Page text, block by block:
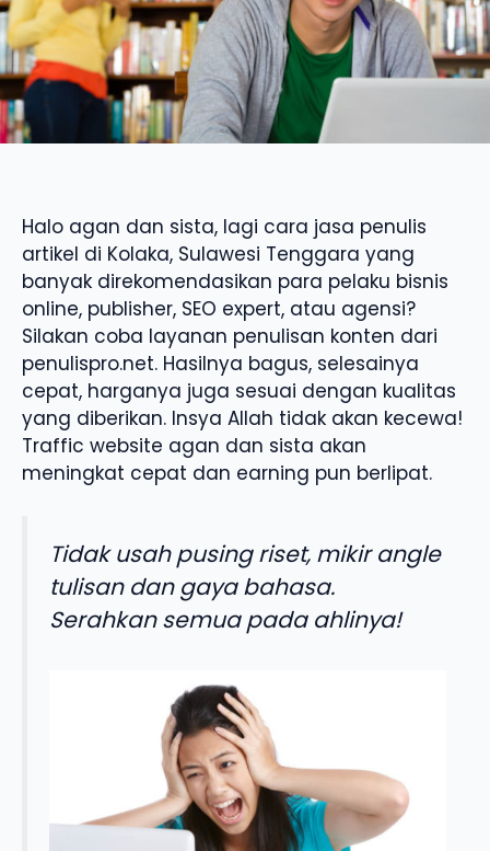
Halo agan dan sista, lagi cara jasa penulis
artikel di Kolaka, Sulawesi Tenggara yang
banyak direkomendasikan para pelaku bisnis
online, publisher, SEO expert, atau agensi?
Silakan coba layanan penulisan konten dari
penulispro.net. Hasilnya bagus, selesainya
cepat, harganya juga sesuai dengan kualitas
yang diberikan. Insya Allah tidak akan kecewa!
Traffic website agan dan sista akan
meningkat cepat dan earning pun berlipat.
Tidak usah pusing riset, mikir angle
tulisan dan gaya bahasa.
Serahkan semua pada ahlinya!